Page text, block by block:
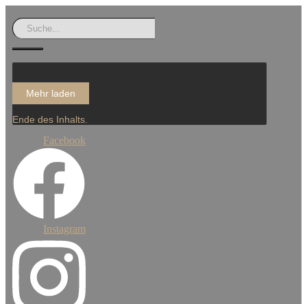
Mehr laden
Ende des Inhalts.
Facebook
Instagram